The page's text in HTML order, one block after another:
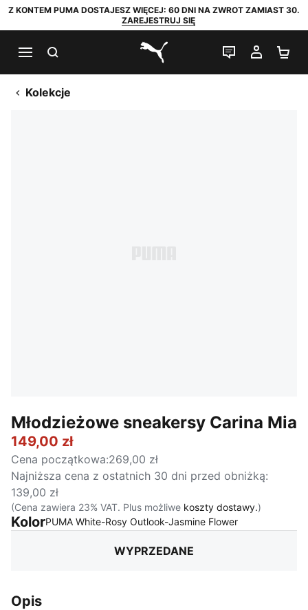
Z KONTEM PUMA DOSTAJESZ WIĘCEJ: 60 DNI NA ZWROT ZAMIAST 30.
ZAREJESTRUJ SIĘ
PUMA.com
CZAT NA
MOJE
Kolekcje
Młodzieżowe sneakersy Carina Mia
149,00 zł
Cena początkowa:269,00 zł
Najniższa cena z ostatnich 30 dni przed obniżką:
139,00 zł
(Cena zawiera 23% VAT. Plus możliwe koszty dostawy.)
KolorPUMA White-Rosy Outlook-Jasmine Flower:
WYPRZEDANE
Opis